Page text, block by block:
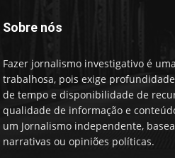
Sobre nós
Fazer jornalismo investigativo é
trabalhosa, pois exige profundidade
de tempo e disponibilidade de
qualidade de informação e
um Jornalismo independente,
narrativas ou opiniões políticas.